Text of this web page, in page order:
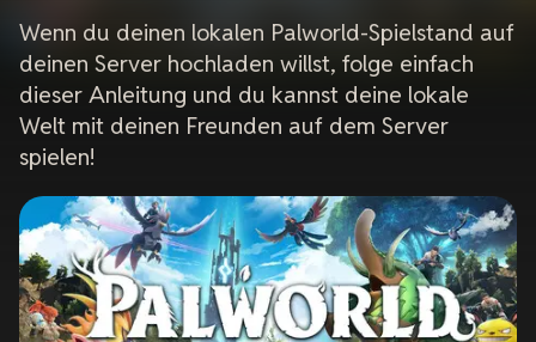
Wenn du deinen lokalen Palworld-Spielstand auf
deinen Server hochladen willst, folge einfach
dieser Anleitung und du kannst deine lokale
Welt mit deinen Freunden auf dem Server
spielen!